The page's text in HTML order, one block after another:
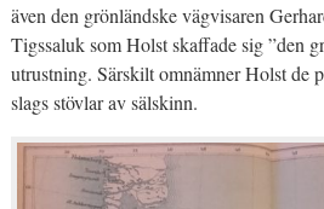
även den grönländske vägvisaren
Tigssaluk som Holst skaffade sig ”den
utrustning. Särskilt omnämner Holst de
slags stövlar av sälskinn.